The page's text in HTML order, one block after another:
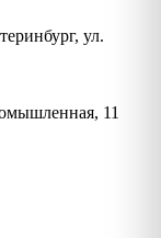
ул.
11